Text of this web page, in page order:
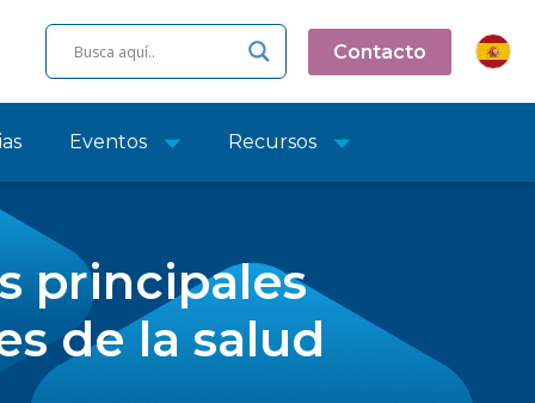
Contacto
Eventos Recursos
principales
de la salud